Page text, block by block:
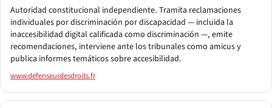
Autoridad constitucional independiente. Tramita reclamaciones
individuales por discriminación por discapacidad — incluida la
inaccesibilidad digital calificada como discriminación —, emite
recomendaciones, interviene ante los tribunales como amicus y
publica informes temáticos sobre accesibilidad.
www.defenseurdesdroits.fr